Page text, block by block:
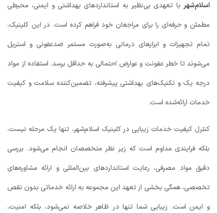
اسلام‌شهربا تعهدی بی‌نظیر به استانداردهای بهداشتی و ایمنی، محیطی
مطمئن و حرفه‌ای را برای مراجعان خود فراهم کرده است. در این کلینیک،
تمام تجهیزات و ابزارهای درمانی به‌صورت مستمر ضدعفونی و استریل
می‌شوند تا خطر عفونت و عوارض احتمالی به حداقل برسد. استفاده از مواد
درجه یک و تکنیک‌های بهداشتی پیشرفته، تضمین‌کننده سلامت و کیفیت
خدمات ارائه‌شده است.
کنترل کیفیت خدمات زیبایی در کلینیک اسلام‌شهر، تنها یک مرحله نیست،
بلکه فرایندی مداوم است که زیر نظر متخصصان انجام می‌شود. بررسی
دقیق مواد مصرفی، رعایت استانداردهای بین‌المللی و ارائه مشاوره‌های
تخصصی، همگی بخشی از تعهد این مجموعه به ارائه خدماتی بدون نقص
و ایمن است. زیبایی شما تنها در ظاهر خلاصه نمی‌شود، بلکه امنیت،